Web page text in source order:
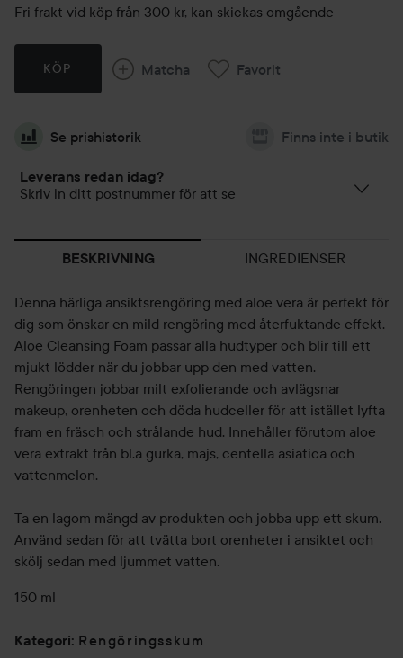
Fri frakt vid köp från 300 kr, kan skickas omgående
KÖP Matcha Favorit
Se prishistorik Finns inte i butik
Leverans redan idag?
Skriv in ditt postnummer för att se
BESKRIVNING INGREDIENSER
Denna härliga ansiktsrengöring med aloe vera är perfekt för
dig som önskar en mild rengöring med återfuktande effekt.
Aloe Cleansing Foam passar alla hudtyper och blir till ett
mjukt lödder när du jobbar upp den med vatten.
Rengöringen jobbar milt exfolierande och avlägsnar
makeup, orenheten och döda hudceller för att istället lyfta
fram en fräsch och strålande hud. Innehåller förutom aloe
vera extrakt från bl.a gurka, majs, centella asiatica och
vattenmelon.
Ta en lagom mängd av produkten och jobba upp ett skum.
Använd sedan för att tvätta bort orenheter i ansiktet och
skölj sedan med ljummet vatten.
150 ml
Kategori: Rengöringsskum